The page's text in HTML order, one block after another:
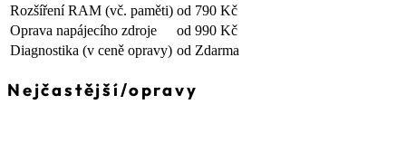
Rozšíření RAM (vč. paměti) od 790 Kč
Oprava napájecího zdroje
od 990 Kč
Diagnostika (v ceně opravy) od Zdarma
Nejčastější/opravy